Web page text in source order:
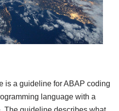
is a guideline for ABAP coding
language with a